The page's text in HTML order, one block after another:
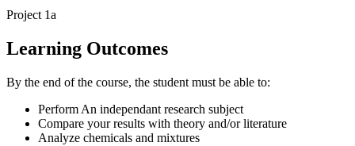
Project 1a
Learning Outcomes
By the end of the course, the student must be able to:
Perform An independant research subject
Compare your results with theory and/or literature
Analyze chemicals and mixtures